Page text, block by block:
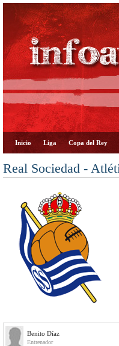
Inicio Liga Copa del Rey
Real Sociedad -
Benito Díaz
Entrenador